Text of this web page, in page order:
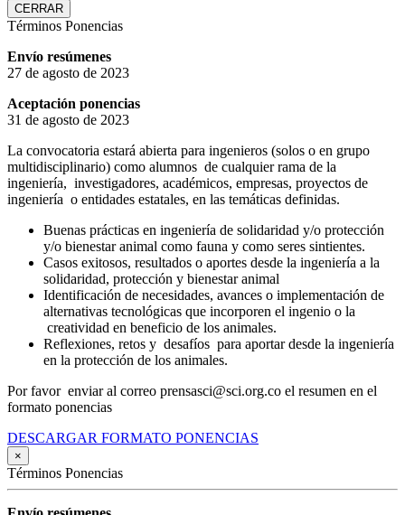
CERRAR
Términos Ponencias
Envío resúmenes
27 de agosto de 2023
Aceptación ponencias
31 de agosto de 2023
La convocatoria estará abierta para ingenieros (solos o en grupo
multidisciplinario) como alumnos de cualquier rama de la
ingeniería, investigadores, académicos, empresas, proyectos de
ingeniería o entidades estatales, en las temáticas definidas.
Buenas prácticas en ingeniería de solidaridad y/o protección
y/o bienestar animal como fauna y como seres sintientes.
Casos exitosos, resultados o aportes desde la ingeniería a la
solidaridad, protección y bienestar animal
Identificación de necesidades, avances o implementación de
alternativas tecnológicas que incorporen el ingenio o la
creatividad en beneficio de los animales.
Reflexiones, retos y desafíos para aportar desde la ingeniería
en la protección de los animales.
Por favor enviar al correo prensasci@sci.org.co el resumen en el
formato ponencias
DESCARGAR FORMATO PONENCIAS
×
Términos Ponencias